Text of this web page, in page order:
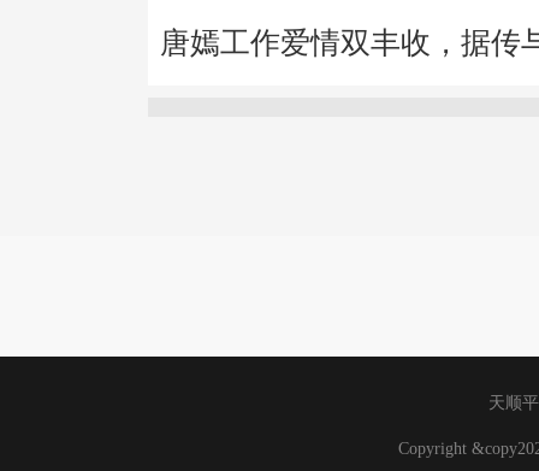
唐嫣工作爱情双丰收，据传
天顺
Copyright